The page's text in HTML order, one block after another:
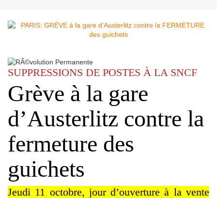
SUPPRESSIONS DE POSTES À LA SNCF
Grève à la gare
d’Austerlitz contre la
fermeture des
guichets
Jeudi 11 octobre, jour d’ouverture à la vente